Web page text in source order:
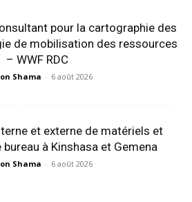
pour la cartographie des
de mobilisation des ressources
– WWF RDC
Shama - 6 août 2026
et externe de matériels et
à Kinshasa et Gemena
Shama - 6 août 2026